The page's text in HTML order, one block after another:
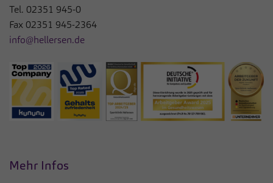
Tel. 02351 945-0
Fax 02351 945-2364
info@hellersen.de
Mehr Infos